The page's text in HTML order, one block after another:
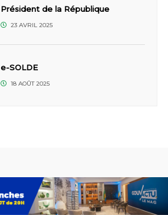
Président de la République
23 AVRIL 2025
e-SOLDE
18 AOÛT 2025